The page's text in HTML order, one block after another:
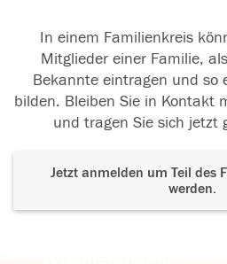
In einem Familienkreis
Mitglieder einer Familie,
Bekannte eintragen und so
bilden. Bleiben Sie in Kontakt
und tragen Sie sich jetzt
Jetzt anmelden um Teil des
werden.